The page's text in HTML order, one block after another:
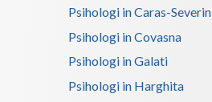
Psihologi in Caras-Severin
Psihologi in Covasna
Psihologi in Galati
Psihologi in Harghita